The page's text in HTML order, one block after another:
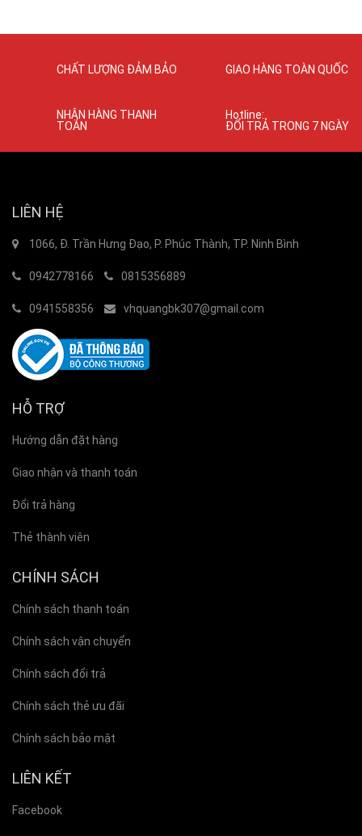
CHẤT LƯỢNG ĐẢM BẢO GIAO HÀNG TOÀN QUỐC
NHẬN HÀNG THANH
TOÁN
Hotline:
ĐỔI TRẢ TRONG 7 NGÀY
LIÊN HỆ
1066, Đ. Trần Hưng Đạo, P. Phúc Thành, TP. Ninh Bình
0942778166 0815356889
0941558356 vhquangbk307@gmail.com
HỖ TRỢ
Hướng dẫn đặt hàng
Giao nhận và thanh toán
Đổi trả hàng
Thẻ thành viên
CHÍNH SÁCH
Chính sách thanh toán
Chính sách vận chuyển
Chính sách đổi trả
Chính sách thẻ ưu đãi
Chính sách bảo mật
LIÊN KẾT
Facebook